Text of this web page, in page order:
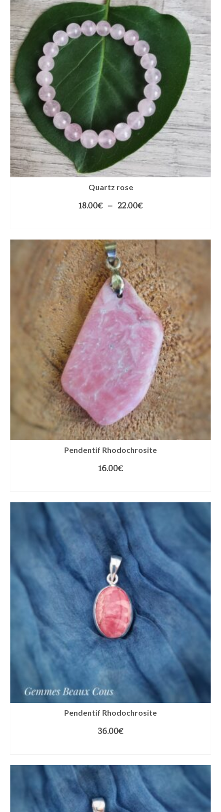
Quartz rose
18.00€ – 22.00€
Pendentif Rhodochrosite
16.00€
Pendentif Rhodochrosite
36.00€